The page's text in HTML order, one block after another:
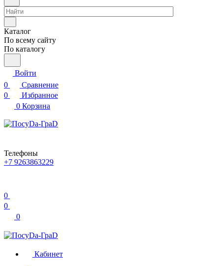
Каталог
По всему сайту
По каталогу
Войти
0
Сравнение
0
Избранное
0 Корзина
Телефоны
+7 9263863229
0
0
0
Кабинет